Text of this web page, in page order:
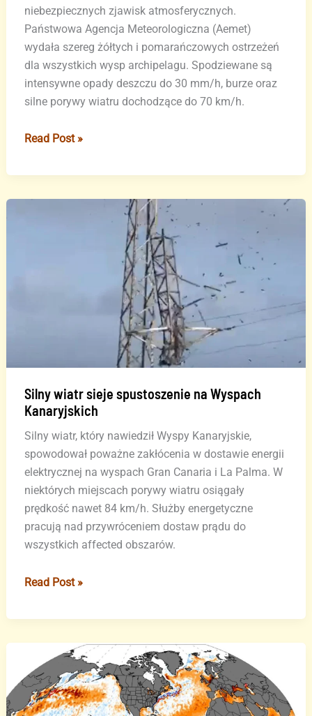
niebezpiecznych zjawisk atmosferycznych.
Państwowa Agencja Meteorologiczna (Aemet)
wydała szereg żółtych i pomarańczowych ostrzeżeń
dla wszystkich wysp archipelagu. Spodziewane są
intensywne opady deszczu do 30 mm/h, burze oraz
silne porywy wiatru dochodzące do 70 km/h.
Żółte
pomarańczowe
Read Post »
Silny wiatr sieje spustoszenie na Wyspach
Kanaryjskich
Silny wiatr, który nawiedził Wyspy Kanaryjskie,
spowodował poważne zakłócenia w dostawie energii
elektrycznej na wyspach Gran Canaria i La Palma. W
niektórych miejscach porywy wiatru osiągały
prędkość nawet 84 km/h. Służby energetyczne
pracują nad przywróceniem dostaw prądu do
wszystkich affected obszarów.
Silny
sieje
Wyspach
Kanaryjskich
Read Post »